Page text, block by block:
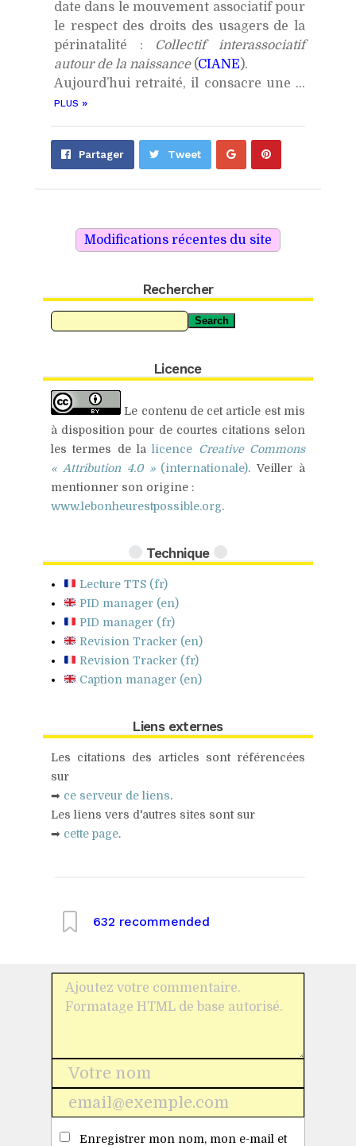
date dans le mouvement associatif pour
le respect des droits des usagers de la
périnatalité : Collectif interassociatif
autour de la naissance(CIANE).
Aujourd’hui retraité, il consacre une ...
PLUS »
Partager Tweet PartagerÉpingler
Rechercher
Search
Licence
Le contenu de cet article est mis
à disposition pour de courtes citations selon
les termes de lalicence Creative Commons
« Attribution 4.0 »(internationale). Veiller à
mentionner son origine :
www.lebonheurestpossible.org.
Technique
Lecture TTS (fr)
PID manager (en)
PID manager (fr)
Revision Tracker (en)
Revision Tracker (fr)
Caption manager (en)
Liens externes
Les citations des articles sont référencées
sur
➡ ce serveur de liens.
Les liens vers d'autres sites sont sur
➡ cette page.
632 recommended
Nom
E-
mailEnregistrer mon nom, mon e-mail et